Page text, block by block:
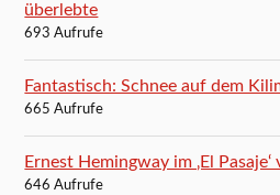
überlebte
693 Aufrufe
Fantastisch: Schnee auf dem
665 Aufrufe
Ernest Hemingway im ‚El
646 Aufrufe